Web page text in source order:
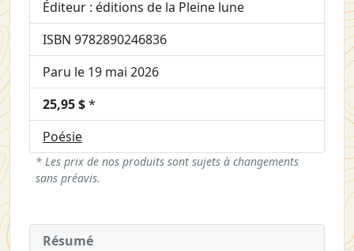
Éditeur : éditions de la Pleine lune
ISBN 9782890246836
Paru le 19 mai 2026
25,95 $*
Poésie
* Les prix de nos produits sont sujets à changements
sans préavis.
Résumé